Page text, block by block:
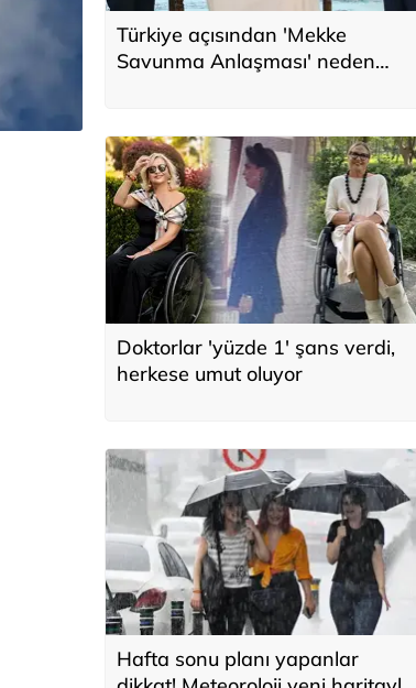
Türkiye açısından 'Mekke
Savunma Anlaşması' neden
Doktorlar 'yüzde 1' şans verdi,
herkese umut oluyor
Hafta sonu planı yapanlar